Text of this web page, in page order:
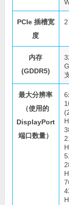
PCIe 插槽宽
度
2
内存
(GDDR5)
最大分辨率
（使用的
DisplayPort
端口数量）